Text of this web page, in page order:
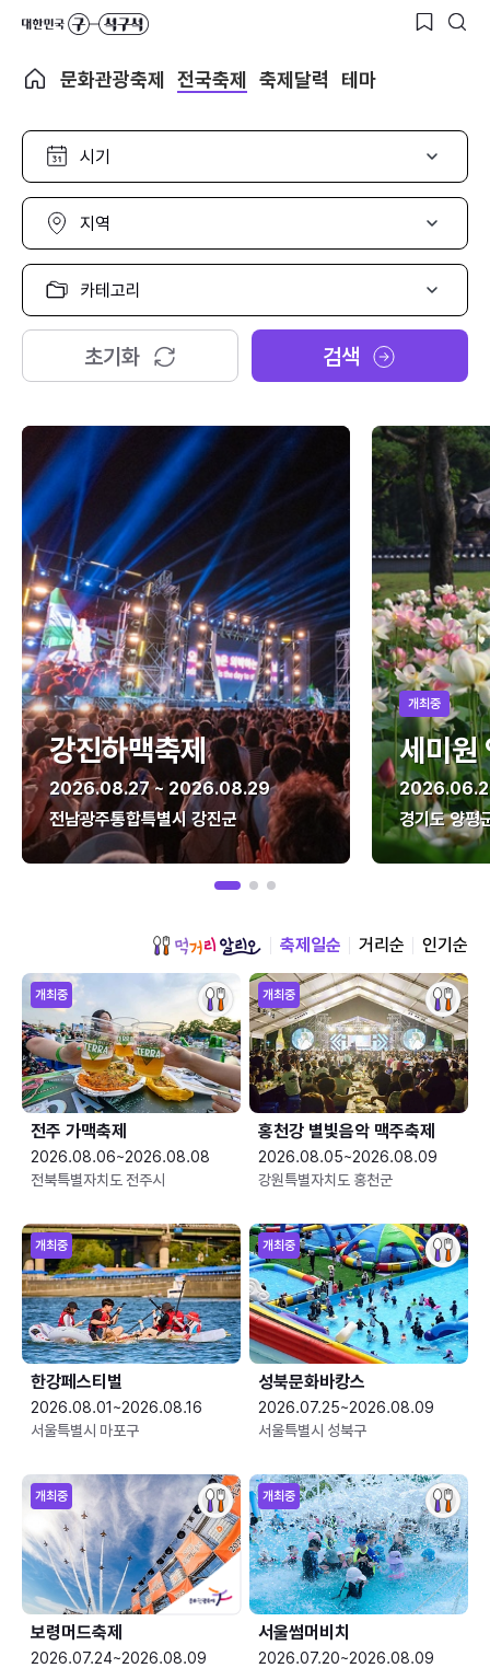
문화관광축제 전국축제 축제달력 테마
시
선
택
지
선
택
카
고
리
택
초기화 검색
강진하맥축제
2026.08.27 ~ 2026.08.29
전남광주통합특별시 강진군
개최중
세미원
경기도 양평
축제일순 거리순 인기순
개최중
전주 가맥축제
2026.08.06~2026.08.08
전북특별자치도 전주시
개최중
홍천강 별빛음악 맥주축제
2026.08.05~2026.08.09
강원특별자치도 홍천군
개최중
한강페스티벌
2026.08.01~2026.08.16
서울특별시 마포구
개최중
성북문화바캉스
2026.07.25~2026.08.09
서울특별시 성북구
개최중
보령머드축제
2026.07.24~2026.08.09
개최중
서울썸머비치
2026.07.20~2026.08.09